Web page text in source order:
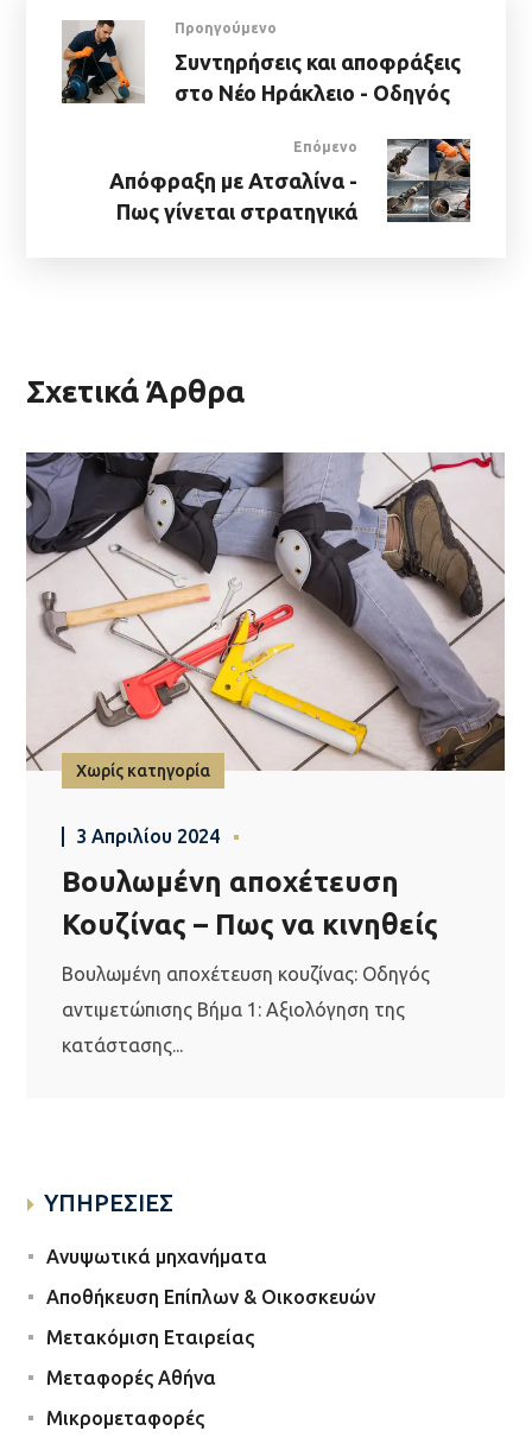
Προηγούμενο
Συντηρήσεις και αποφράξεις
στο Νέο Ηράκλειο - Οδηγός
Επόμενο
Απόφραξη με Ατσαλίνα -
Πως γίνεται στρατηγικά
Σχετικά Άρθρα
Χωρίς κατηγορία
3 Απριλίου 2024
Βουλωμένη αποχέτευση
Κουζίνας – Πως να κινηθείς
Βουλωμένη αποχέτευση κουζίνας: Οδηγός
αντιμετώπισης Βήμα 1: Αξιολόγηση της
κατάστασης...
ΥΠΗΡΕΣΙΕΣ
Ανυψωτικά μηχανήματα
Αποθήκευση Επίπλων & Οικοσκευών
Μετακόμιση Εταιρείας
Μεταφορές Αθήνα
Μικρομεταφορές